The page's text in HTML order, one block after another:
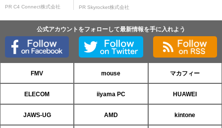
PR C4 Connect株式会社 PR Skyrocket株式会社
公式アカウントをフォローして最新情報を手に入れよう
FMV mouse マカフィー
ELECOM iiyama PC HUAWEI
JAWS-UG AMD kintone